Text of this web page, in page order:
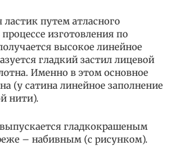
путем атласного
изготовления по
высокое линейное
гладкий застил лицевой
Именно в этом основное
(у сатина линейное заполнение
нити).
гладкокрашеным
– набивным (с рисунком).